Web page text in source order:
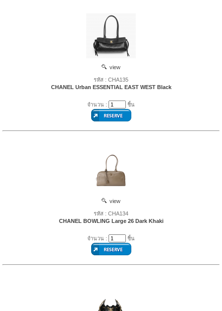
view
รหัส : CHA135
CHANEL Urban ESSENTIAL EAST WEST Black
จำนวน : ชิ้น
view
รหัส : CHA134
CHANEL BOWLING Large 26 Dark Khaki
จำนวน : ชิ้น